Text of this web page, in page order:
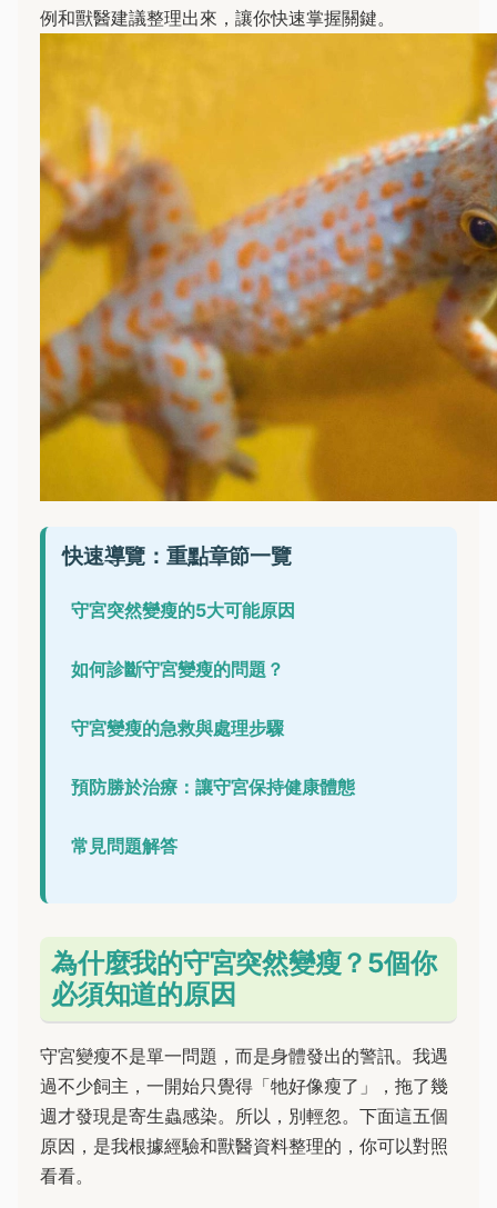
例和獸醫建議整理出來，讓你快速掌握關鍵。
快速導覽：重點章節一覽
守宮突然變瘦的5大可能原因
如何診斷守宮變瘦的問題？
守宮變瘦的急救與處理步驟
預防勝於治療：讓守宮保持健康體態
常見問題解答
為什麼我的守宮突然變瘦？5個你
必須知道的原因
守宮變瘦不是單一問題，而是身體發出的警訊。我遇
過不少飼主，一開始只覺得「牠好像瘦了」，拖了幾
週才發現是寄生蟲感染。所以，別輕忽。下面這五個
原因，是我根據經驗和獸醫資料整理的，你可以對照
看看。